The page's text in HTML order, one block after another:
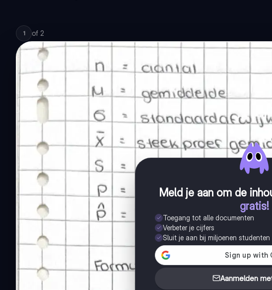
1 of 2
Meld je aan om de
gratis!
Toegang tot alle documenten
Verbeter je cijfers
Sluit je aan bij miljoenen studenten
Aanmelden